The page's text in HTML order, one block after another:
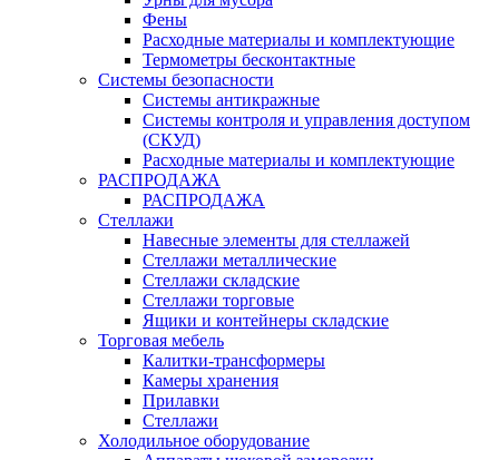
Фены
Расходные материалы и комплектующие
Термометры бесконтактные
Системы безопасности
Системы антикражные
Системы контроля и управления доступом
(СКУД)
Расходные материалы и комплектующие
РАСПРОДАЖА
РАСПРОДАЖА
Стеллажи
Навесные элементы для стеллажей
Стеллажи металлические
Стеллажи складские
Стеллажи торговые
Ящики и контейнеры складские
Торговая мебель
Калитки-трансформеры
Камеры хранения
Прилавки
Стеллажи
Холодильное оборудование